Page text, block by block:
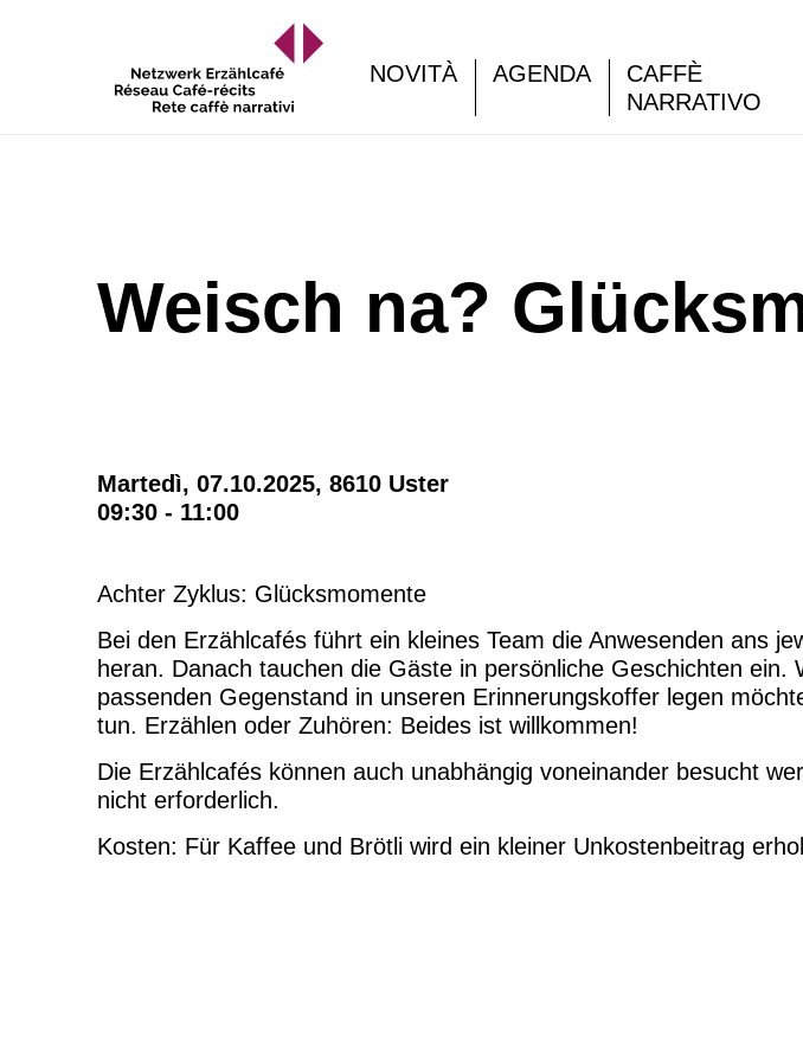
NOVITÀ AGENDA
CAFFÈ
NARRATIVO
Weisch na?
Martedì, 07.10.2025, 8610 Uster
09:30 - 11:00
Achter Zyklus: Glücksmomente
Bei den Erzählcafés führt ein kleines Team die Anwesenden ans
heran. Danach tauchen die Gäste in persönliche Geschichten ein.
passenden Gegenstand in unseren Erinnerungskoffer legen
tun. Erzählen oder Zuhören: Beides ist willkommen!
Die Erzählcafés können auch unabhängig voneinander besucht
nicht erforderlich.
Kosten: Für Kaffee und Brötli wird ein kleiner Unkostenbeitrag